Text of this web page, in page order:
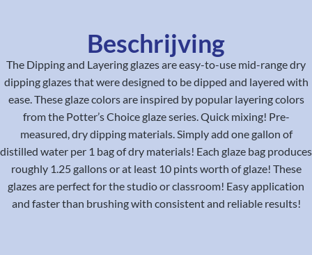
Beschrijving
The Dipping and Layering glazes are easy-to-use mid-range dry
dipping glazes that were designed to be dipped and layered with
ease. These glaze colors are inspired by popular layering colors
from the Potter’s Choice glaze series. Quick mixing! Pre-
measured, dry dipping materials. Simply add one gallon of
distilled water per 1 bag of dry materials! Each glaze bag produces
roughly 1.25 gallons or at least 10 pints worth of glaze! These
glazes are perfect for the studio or classroom! Easy application
and faster than brushing with consistent and reliable results!